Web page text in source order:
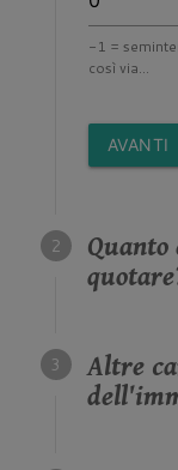
-1 =
così via...
AVANTI
Altre